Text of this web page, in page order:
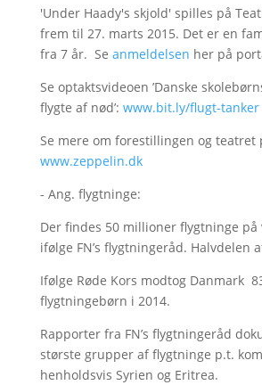
'Under Haady's skjold' spilles på
frem til 27. marts 2015. Det er en
fra 7 år. Se anmeldelsen her på
Se optaktsvideoen ’Danske
flygte af nød’: www.bit.ly/flugt-tanker
Se mere om forestillingen og teatret
www.zeppelin.dk
- Ang. flygtninge:
Der findes 50 millioner flygtninge på
ifølge FN’s flygtningeråd. Halvdelen
Ifølge Røde Kors modtog Danmark
flygtningebørn i 2014.
Rapporter fra FN’s flygtningeråd
største grupper af flygtninge p.t.
henholdsvis Syrien og Eritrea.